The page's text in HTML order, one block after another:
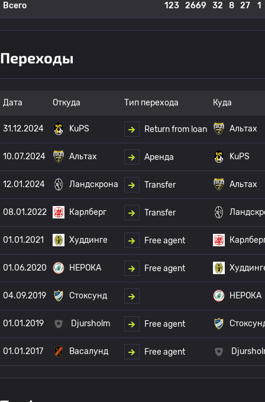
Всего 123 2669 32 8 27 1
Переходы
Дата Откуда Тип перехода Куда
31.12.2024 KuPS Return from loan Альтах
10.07.2024 Альтах Аренда KuPS
12.01.2024 Ландскрона Transfer Альтах
08.01.2022 Карлберг Transfer
01.01.2021 Худдинге Free agent
01.06.2020 НЕРОКА Free agent
04.09.2019 Стоксунд НЕРОКА
01.01.2019 Djursholm Free agent
01.01.2017 Васалунд Free agent